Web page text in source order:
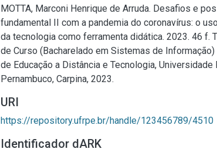
MOTTA, Marconi Henrique de Arruda. Desafios e
fundamental II com a pandemia do coronavírus: o
da tecnologia como ferramenta didática. 2023. 46 f.
de Curso (Bacharelado em Sistemas de
de Educação a Distância e Tecnologia, Universidade
Pernambuco, Carpina, 2023.
URI
https://repository.ufrpe.br/handle/123456789/4510
Identificador dARK